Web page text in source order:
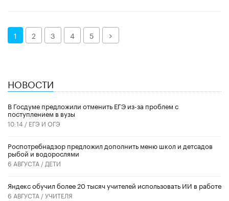
1 2 3 4 5 Далее
НОВОСТИ
В Госдуме предложили отменить ЕГЭ из-за проблем с
поступлением в вузы
10:14 / ЕГЭ И ОГЭ
Роспотребнадзор предложил дополнить меню школ и детсадов
рыбой и водорослями
6 АВГУСТА / ДЕТИ
​Яндекс обучил более 20 тысяч учителей использовать ИИ в работе
6 АВГУСТА /УЧИТЕЛЯ